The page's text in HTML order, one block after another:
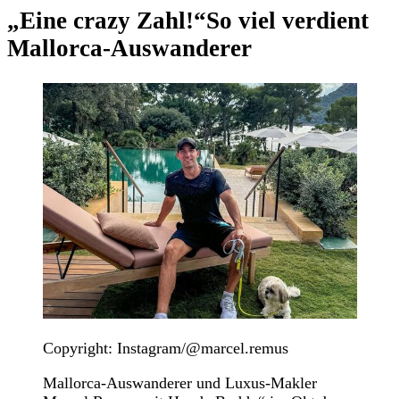
„Eine crazy Zahl!“So viel verdient
Mallorca-Auswanderer
Copyright: Instagram/@marcel.remus
Mallorca-Auswanderer und Luxus-Makler